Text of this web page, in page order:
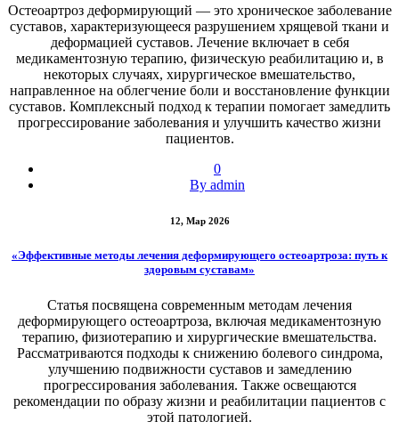
Остеоартроз деформирующий — это хроническое заболевание
суставов, характеризующееся разрушением хрящевой ткани и
деформацией суставов. Лечение включает в себя
медикаментозную терапию, физическую реабилитацию и, в
некоторых случаях, хирургическое вмешательство,
направленное на облегчение боли и восстановление функции
суставов. Комплексный подход к терапии помогает замедлить
прогрессирование заболевания и улучшить качество жизни
пациентов.
0
By admin
12, Мар 2026
«Эффективные методы лечения деформирующего остеоартроза: путь к
здоровым суставам»
Статья посвящена современным методам лечения
деформирующего остеоартроза, включая медикаментозную
терапию, физиотерапию и хирургические вмешательства.
Рассматриваются подходы к снижению болевого синдрома,
улучшению подвижности суставов и замедлению
прогрессирования заболевания. Также освещаются
рекомендации по образу жизни и реабилитации пациентов с
этой патологией.